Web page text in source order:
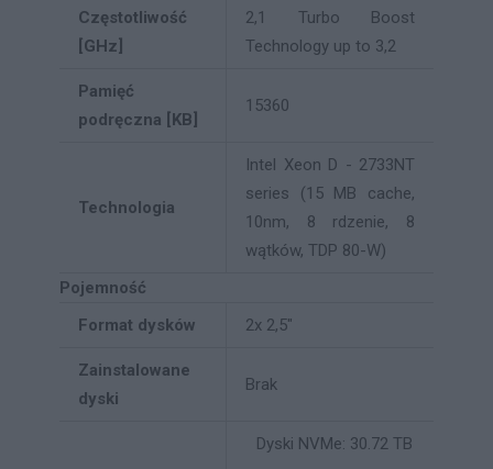
Częstotliwość
[GHz]
2,1 Turbo Boost
Technology up to 3,2
Pamięć
podręczna [KB]
15360
Technologia
Intel Xeon D - 2733NT
series (15 MB cache,
10nm, 8 rdzenie, 8
wątków, TDP 80-W)
Pojemność
Format dysków
2x 2,5"
Zainstalowane
dyski
Brak
Dyski NVMe: 30.72 TB